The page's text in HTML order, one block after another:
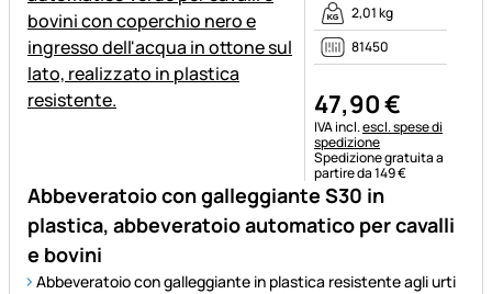
Abbeveratoio con galleggiante S30 in
plastica, abbeveratoio automatico per cavalli
e bovini
Abbeveratoio con galleggiante in plastica resistente agli urti
2,01 kg
81450
47,90€
Informazioni fiscali:
IVA incl.escl. spese di
spedizione
Spedizione gratuita a
partire da 149 €